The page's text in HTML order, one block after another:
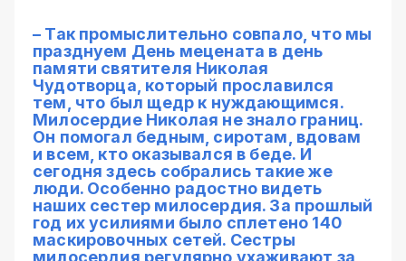
– Так промыслительно совпало, что мы
празднуем День мецената в день
памяти святителя Николая
Чудотворца, который прославился
тем, что был щедр к нуждающимся.
Милосердие Николая не знало границ.
Он помогал бедным, сиротам, вдовам
и всем, кто оказывался в беде. И
сегодня здесь собрались такие же
люди. Особенно радостно видеть
наших сестер милосердия. За прошлый
год их усилиями было сплетено 140
маскировочных сетей. Сестры
милосердия регулярно ухаживают за